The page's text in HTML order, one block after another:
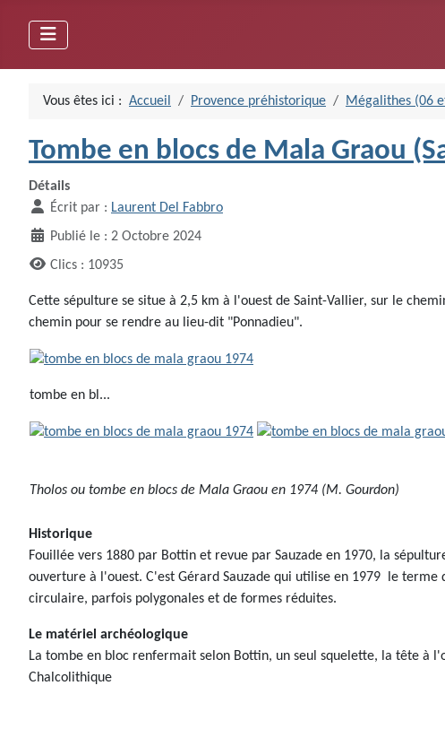
Vous êtes ici : Accueil Provence préhistorique Mégalithes (06
Tombe en blocs de Mala Graou
Détails
Écrit par : Laurent Del Fabbro
Publié le : 2 Octobre 2024
Clics : 10935
Cette sépulture se situe à 2,5 km à l'ouest de Saint-Vallier, sur le
chemin pour se rendre au lieu-dit "Ponnadieu".
tombe en bl...
Tholos ou tombe en blocs de Mala Graou en 1974 (M. Gourdon)
Historique
Fouillée vers 1880 par Bottin et revue par Sauzade en 1970, la
ouverture à l'ouest. C'est Gérard Sauzade qui utilise en 1979 le
circulaire, parfois polygonales et de formes réduites.
Le matériel archéologique
La tombe en bloc renfermait selon Bottin, un seul squelette, la tête à
Chalcolithique